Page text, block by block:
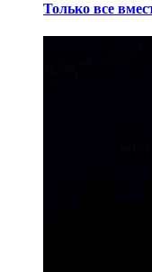
Только все